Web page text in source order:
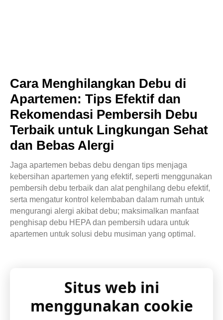
Cara Menghilangkan Debu di
Apartemen: Tips Efektif dan
Rekomendasi Pembersih Debu
Terbaik untuk Lingkungan Sehat
dan Bebas Alergi
Jaga apartemen bebas debu dengan tips menjaga
kebersihan apartemen yang efektif, seperti menggunakan
pembersih debu terbaik dan alat penghilang debu efektif,
serta mengatur kontrol kelembaban dalam rumah untuk
mengurangi alergi akibat debu; maksimalkan manfaat
penghisap debu HEPA dan pembersih udara untuk
apartemen untuk solusi debu musiman yang optimal.
Situs web ini
menggunakan cookie